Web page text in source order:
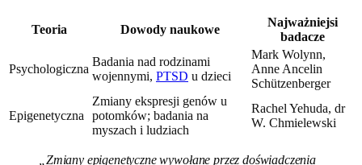
Teoria Dowody naukowe
Najważniejsi
badacze
Psychologiczna
Badania nad rodzinami
wojennymi, PTSD u dzieci
Mark Wolynn,
Anne Ancelin
Schützenberger
Epigenetyczna
Zmiany ekspresji genów u
potomków; badania na
myszach i ludziach
Rachel Yehuda, dr
W. Chmielewski
„Zmiany epigenetyczne wywołane przez doświadczenia